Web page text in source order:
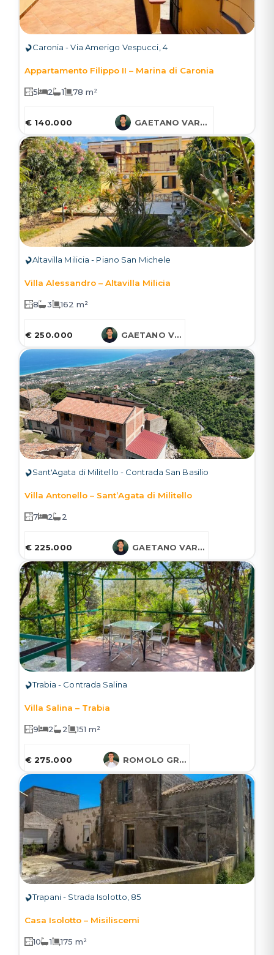
Caronia - Via Amerigo Vespucci, 4
Appartamento Filippo II – Marina di Caronia
5 2 1 78 m²
€ 140.000 GAETANO VARCASIA
Altavilla Milicia - Piano San Michele
Villa Alessandro – Altavilla Milicia
8 3 162 m²
€ 250.000 GAETANO VARCASIA
Sant'Agata di Militello - Contrada San Basilio
Villa Antonello – Sant’Agata di Militello
7 2 2
€ 225.000 GAETANO VARCASIA
Trabia - Contrada Salina
Villa Salina – Trabia
9 2 2 151 m²
€ 275.000 ROMOLO GRUESSNER
Trapani - Strada Isolotto, 85
Casa Isolotto – Misiliscemi
10 1 175 m²